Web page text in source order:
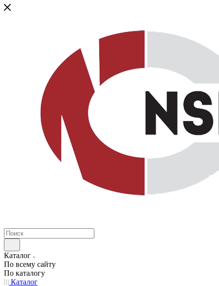
Каталог
По всему сайту
По каталогу
Каталог